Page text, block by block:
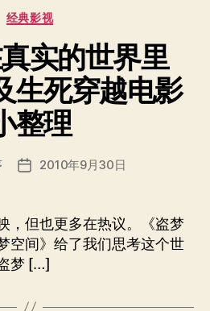
分
经典影视
实的世界里
生死穿越电影
整理
发
期
2010年9月30日
，但也更多在热议。《盗梦
空间》给了我们思考这个世
梦 […]